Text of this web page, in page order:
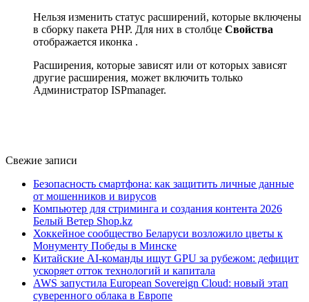
Нельзя изменить статус расширений, которые включены
в сборку пакета PHP. Для них в столбце Свойства
отображается иконка .
Расширения, которые зависят или от которых зависят
другие расширения, может включить только
Администратор ISPmanager.
Свежие записи
Безопасность смартфона: как защитить личные данные
от мошенников и вирусов
Компьютер для стриминга и создания контента 2026
Белый Ветер Shop.kz
Хоккейное сообщество Беларуси возложило цветы к
Монументу Победы в Минске
Китайские AI-команды ищут GPU за рубежом: дефицит
ускоряет отток технологий и капитала
AWS запустила European Sovereign Cloud: новый этап
суверенного облака в Европе